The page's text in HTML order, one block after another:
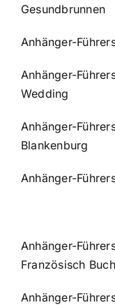
Gesundbrunnen
Anhänger-
Anhänger-
Wedding
Anhänger-
Blankenburg
Anhänger-
Anhänger-
Französisch
Anhänger-